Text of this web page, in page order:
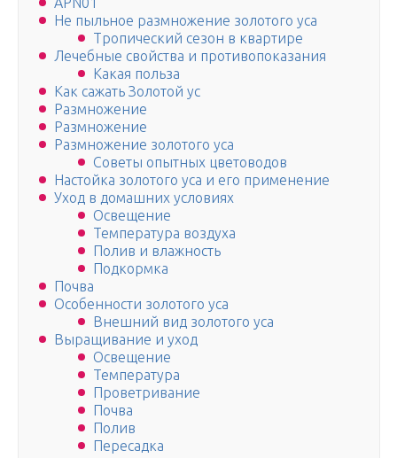
Не пыльное размножение золотого уса
Тропический сезон в квартире
Лечебные свойства и противопоказания
Какая польза
Как сажать Золотой ус
Размножение
Размножение
Размножение золотого уса
Советы опытных цветоводов
Настойка золотого уса и его применение
Уход в домашних условиях
Освещение
Температура воздуха
Полив и влажность
Подкормка
Почва
Особенности золотого уса
Внешний вид золотого уса
Выращивание и уход
Освещение
Температура
Проветривание
Почва
Полив
Пересадка